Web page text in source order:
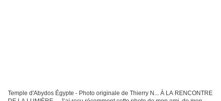
Temple d'Abydos Égypte - Photo originale de Thierry N... À LA RENCONTRE